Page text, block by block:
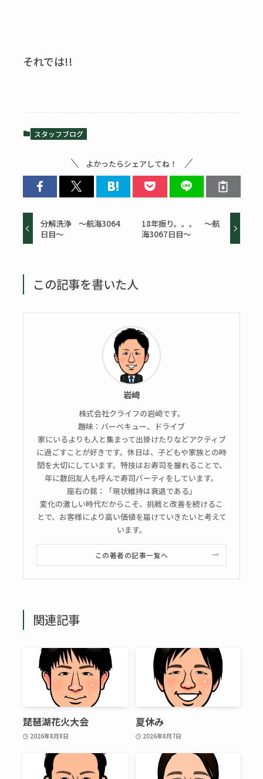
それでは!!
スタッフブログ
よかったらシェアしてね！
分解洗浄 ～航海3064
日目～
18年振り。。。 ～航
海3067日目～
この記事を書いた人
岩﨑
株式会社クライフの岩﨑です。
趣味：バーベキュー、ドライブ
家にいるよりも人と集まって出掛けたりなどアクティブ
に過ごすことが好きです。休日は、子どもや家族との時
間を大切にしています。特技はお寿司を握れることで、
年に数回友人も呼んで寿司パーティをしています。
座右の銘：「現状維持は衰退である」
変化の激しい時代だからこそ、挑戦と改善を続けるこ
とで、お客様により高い価値を届けていきたいと考えて
います。
この著者の記事一覧へ
関連記事
琵琶湖花火大会
2026年8月8日
夏休み
2026年8月7日